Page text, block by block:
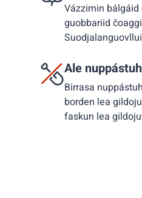
Vázzimin
guobbariid
Ale
Birrasa
borden lea
faskun lea